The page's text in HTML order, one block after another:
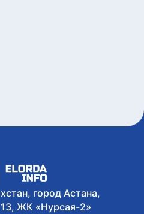
город Астана,
ЖК «Нурсая-2»